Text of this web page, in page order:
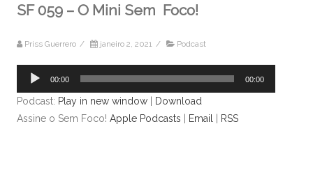
SF 059 – O Mini Sem Foco!
Priss Guerrero / janeiro 2, 2021 / Podcast
Tocador
áudio
00:00 00:00
Podcast: Play in new window | Download
Assine o Sem Foco! Apple Podcasts | Email | RSS